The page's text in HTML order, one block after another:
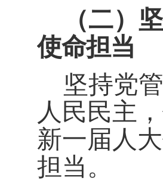
（二）
使命担当
坚持党
人民民主
新一届人
担当。